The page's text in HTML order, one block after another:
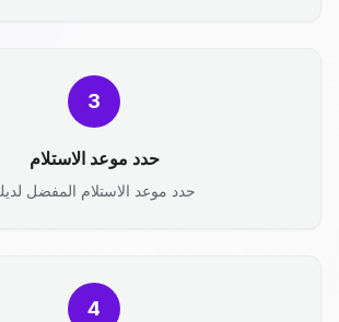
3
حدد موعد الاستلام
حدد موعد الاستلام المفضل
4